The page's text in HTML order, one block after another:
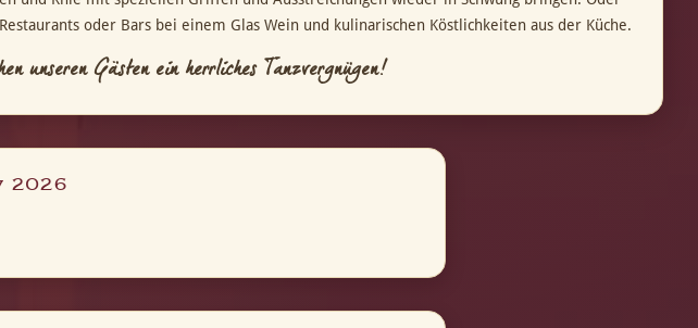
oder Bars bei einem Glas Wein und kulinarischen Köstlichkeiten aus der Küche.
unseren Gästen ein herrliches Tanzvergnügen!
2026